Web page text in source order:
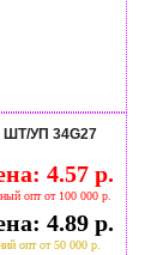
УП 34G27
4.57 р.
опт от 100 000 р.
4.89 р.
опт от 50 000 р.